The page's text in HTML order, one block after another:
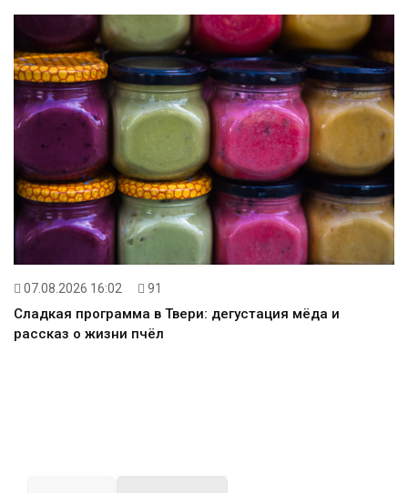
07.08.2026 16:02 91
Сладкая программа в Твери: дегустация мёда и
рассказ о жизни пчёл